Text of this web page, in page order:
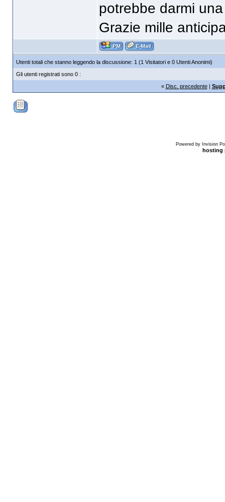
potrebbe darmi
Grazie mille
Utenti totali che stanno leggendo la discussione: 1 (1 Visitatori e 0 Utenti Anonimi)
Gli utenti registrati sono 0 :
« Disc. precedente|
Powered by Invision
hosting